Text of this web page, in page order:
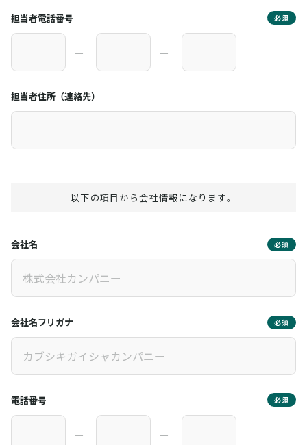
担当者電話番号 必須
― ―
担当者住所（連絡先）
以下の項目から会社情報になります。
会社名 必須
会社名フリガナ 必須
電話番号 必須
― ―